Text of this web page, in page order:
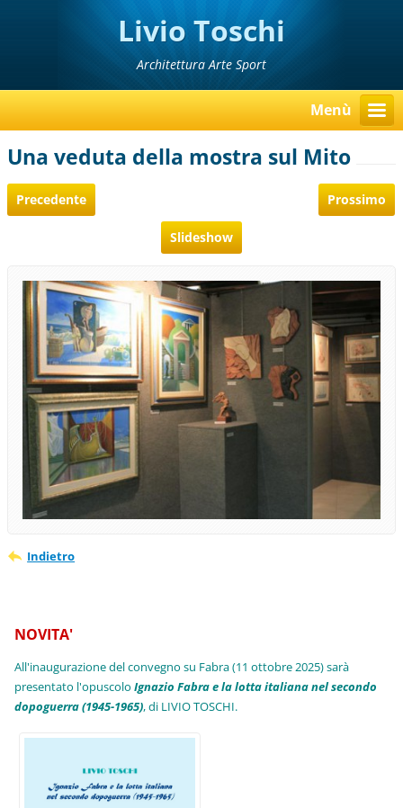
Livio Toschi
Architettura Arte Sport
Menù
Una veduta della mostra sul Mito
Precedente Prossimo
Slideshow
Indietro
NOVITA'
All'inaugurazione del convegno su Fabra (11 ottobre 2025) sarà
presentato l'opuscoloIgnazio Fabra e la lotta italiana nel secondo
dopoguerra (1945-1965), di LIVIO TOSCHI.